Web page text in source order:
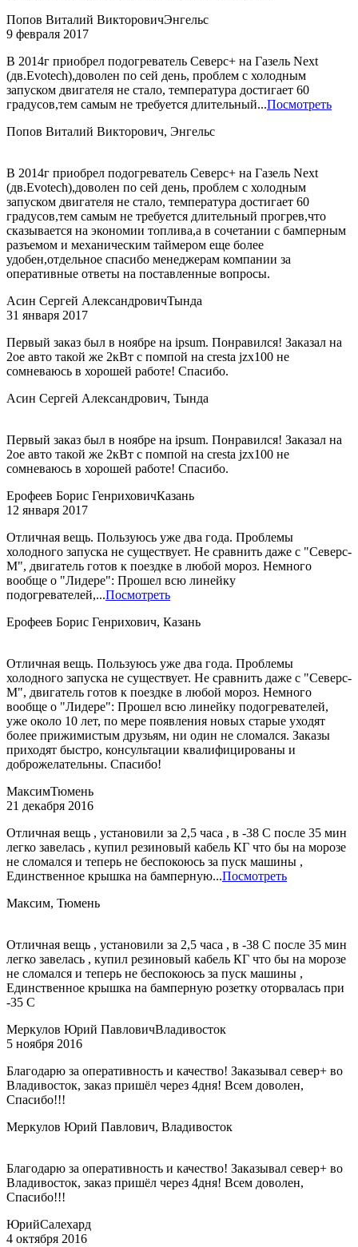
Попов Виталий ВикторовичЭнгельс
9 февраля 2017
В 2014г приобрел подогреватель Северс+ на Газель Next
(дв.Evotech),доволен по сей день, проблем с холодным
запуском двигателя не стало, температура достигает 60
градусов,тем самым не требуется длительный...Посмотреть
Попов Виталий Викторович, Энгельс
В 2014г приобрел подогреватель Северс+ на Газель Next
(дв.Evotech),доволен по сей день, проблем с холодным
запуском двигателя не стало, температура достигает 60
градусов,тем самым не требуется длительный прогрев,что
сказывается на экономии топлива,а в сочетании с бамперным
разъемом и механическим таймером еще более
удобен,отдельное спасибо менеджерам компании за
оперативные ответы на поставленные вопросы.
Асин Сергей АлександровичТында
31 января 2017
Первый заказ был в ноябре на ipsum. Понравился! Заказал на
2ое авто такой же 2кВт с помпой на cresta jzx100 не
сомневаюсь в хорошей работе! Спасибо.
Асин Сергей Александрович, Тында
Первый заказ был в ноябре на ipsum. Понравился! Заказал на
2ое авто такой же 2кВт с помпой на cresta jzx100 не
сомневаюсь в хорошей работе! Спасибо.
Ерофеев Борис ГенриховичКазань
12 января 2017
Отличная вещь. Пользуюсь уже два года. Проблемы
холодного запуска не существует. Не сравнить даже с "Северс-
М", двигатель готов к поездке в любой мороз. Немного
вообще о "Лидере": Прошел всю линейку
подогревателей,...Посмотреть
Ерофеев Борис Генрихович, Казань
Отличная вещь. Пользуюсь уже два года. Проблемы
холодного запуска не существует. Не сравнить даже с "Северс-
М", двигатель готов к поездке в любой мороз. Немного
вообще о "Лидере": Прошел всю линейку подогревателей,
уже около 10 лет, по мере появления новых старые уходят
более прижимистым друзьям, ни один не сломался. Заказы
приходят быстро, консультации квалифицированы и
доброжелательны. Спасибо!
МаксимТюмень
21 декабря 2016
Отличная вещь , установили за 2,5 часа , в -38 С после 35 мин
легко завелась , купил резиновый кабель КГ что бы на морозе
не сломался и теперь не беспокоюсь за пуск машины ,
Единственное крышка на бамперную...Посмотреть
Максим, Тюмень
Отличная вещь , установили за 2,5 часа , в -38 С после 35 мин
легко завелась , купил резиновый кабель КГ что бы на морозе
не сломался и теперь не беспокоюсь за пуск машины ,
Единственное крышка на бамперную розетку оторвалась при
-35 С
Меркулов Юрий ПавловичВладивосток
5 ноября 2016
Благодарю за оперативность и качество! Заказывал север+ во
Владивосток, заказ пришёл через 4дня! Всем доволен,
Спасибо!!!
Меркулов Юрий Павлович, Владивосток
Благодарю за оперативность и качество! Заказывал север+ во
Владивосток, заказ пришёл через 4дня! Всем доволен,
Спасибо!!!
ЮрийСалехард
4 октября 2016